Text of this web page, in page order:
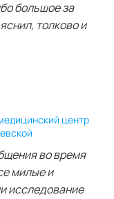
большое за
толково и
центр
во время
милые и
исследование